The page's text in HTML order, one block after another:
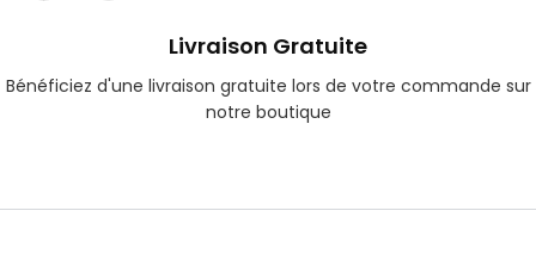
Livraison Gratuite
Bénéficiez d'une livraison gratuite lors de votre commande sur
notre boutique